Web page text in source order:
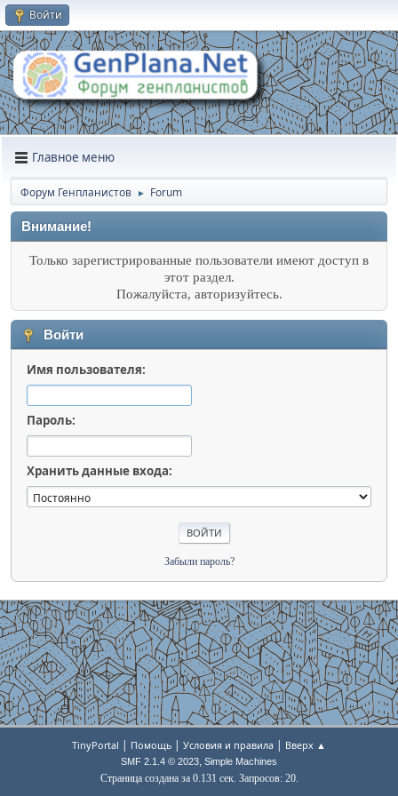
Войти
Главное меню
Форум Генпланистов ► Forum
Внимание!
Только зарегистрированные пользователи имеют доступ в
этот раздел.
Пожалуйста, авторизуйтесь.
Войти
Имя пользователя:
Пароль:
Хранить данные входа:
Забыли пароль?
TinyPortal | Помощь | Условия и правила | Вверх ▲
SMF 2.1.4 © 2023, Simple Machines
Страница создана за 0.131 сек. Запросов: 20.